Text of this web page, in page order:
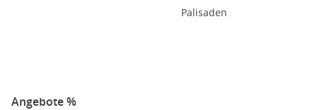
Palisaden
Angebote %